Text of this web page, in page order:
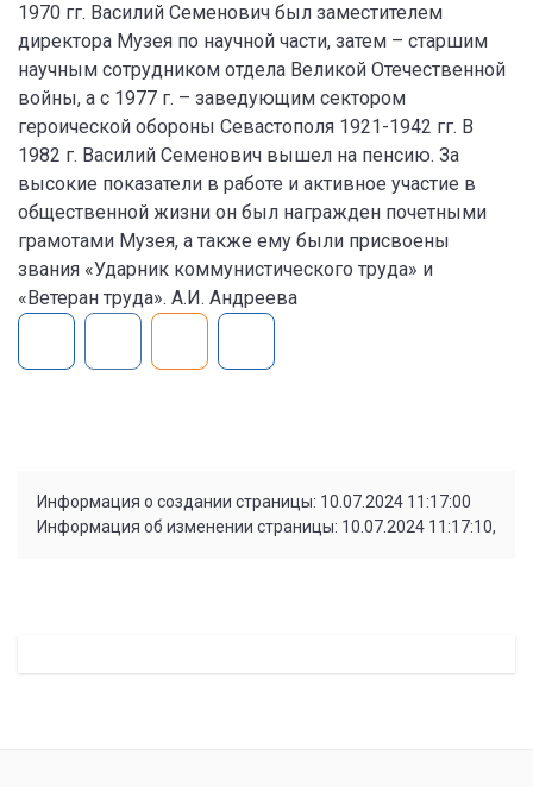
1970 гг. Василий Семенович был заместителем
директора Музея по научной части, затем – старшим
научным сотрудником отдела Великой Отечественной
войны, а с 1977 г. – заведующим сектором
героической обороны Севастополя 1921-1942 гг. В
1982 г. Василий Семенович вышел на пенсию. За
высокие показатели в работе и активное участие в
общественной жизни он был награжден почетными
грамотами Музея, а также ему были присвоены
звания «Ударник коммунистического труда» и
«Ветеран труда». А.И. Андреева
Информация о создании страницы: 10.07.2024 11:17:00
Информация об изменении страницы: 10.07.2024 11:17:10,